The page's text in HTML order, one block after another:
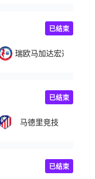
瑞欧马加达宏达
已结束
马德里竞技
已结束
已结束